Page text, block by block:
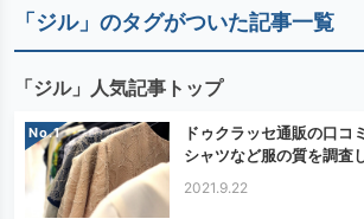
「ジル」のタグがついた記事一覧
「ジル」人気記事トップ
No.
ドゥクラッセ通販の口コ
シャツなど服の質を調査
2021.9.22